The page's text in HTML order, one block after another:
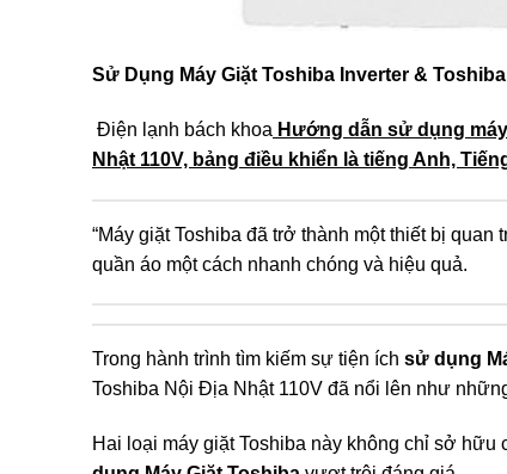
Sử Dụng Máy Giặt Toshiba Inverter &
Điện lạnh bách khoa Hướng dẫn sử dụng
Nhật 110V, bảng điều khiển là tiếng Anh,
“Máy giặt Toshiba đã trở thành một thiết bị
quần áo một cách nhanh chóng và hiệu quả.
Trong hành trình tìm kiếm sự tiện ích sử dụng
Toshiba Nội Địa Nhật 110V đã nổi lên như
Hai loại máy giặt Toshiba này không chỉ sở